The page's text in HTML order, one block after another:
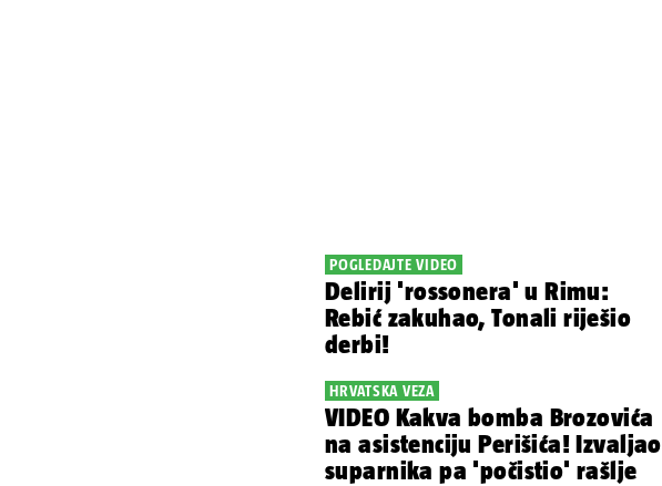
POGLEDAJTE VIDEO
Delirij 'rossonera' u Rimu:
Rebić zakuhao, Tonali riješio
derbi!
HRVATSKA VEZA
VIDEO Kakva bomba Brozovića
na asistenciju Perišića! Izvaljao
suparnika pa 'počistio' rašlje